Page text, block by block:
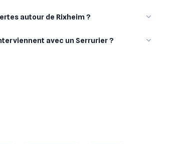
autour de Rixheim ?
avec un Serrurier ?